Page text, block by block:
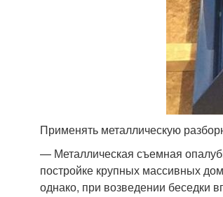
Применять металлическую
— Металлическая съемная
постройке крупных массивных
однако, при возведении беседки